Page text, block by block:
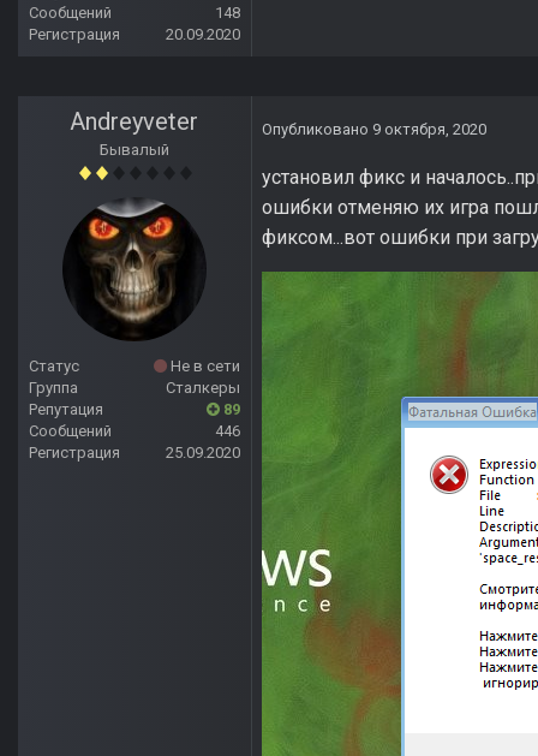
Сообщений
148
Регистрация
20.09.2020
Andreyveter
Бывалый
Статус
Не в сети
Группа
Сталкеры
Репутация
89
Сообщений
446
Регистрация
25.09.2020
Опубликовано 9 октября, 2020
установил фикс и
ошибки отменяю их игра
фиксом...вот ошибки при